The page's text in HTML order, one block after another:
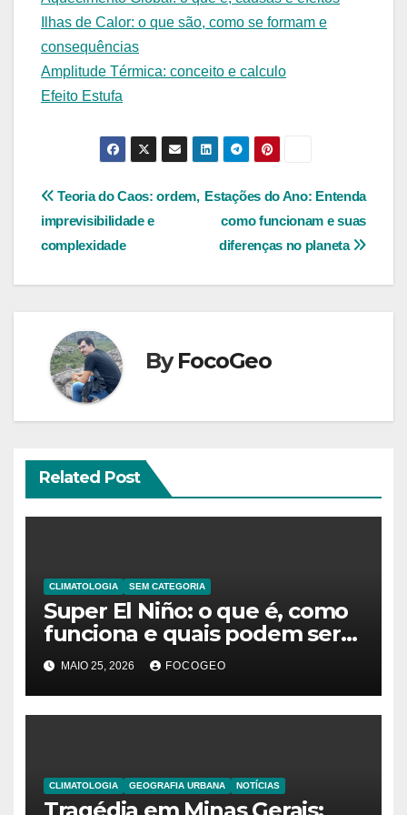
Ilhas de Calor: o que são, como se formam e
consequências
Amplitude Térmica: conceito e calculo
Efeito Estufa
Navegação
de
Post
Estações do Ano: Entenda
como funcionam e suas
diferenças no planeta
Teoria do Caos: ordem,
imprevisibilidade e
complexidade
ByFocoGeo
Related Post
CLIMATOLOGIA SEM CATEGORIA
Super El Niño: o que é, como
funciona e quais podem ser
os impactos desse fenômeno
climático extremo no Brasil e
no mundo
MAIO 25, 2026 FOCOGEO
CLIMATOLOGIA GEOGRAFIA URBANA NOTÍCIAS